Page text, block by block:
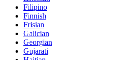
Filipino
Finnish
Frisian
Galician
Georgian
Gujarati